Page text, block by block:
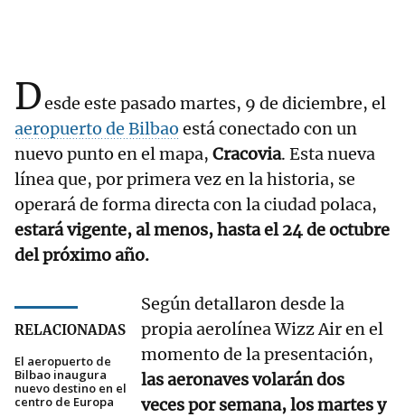
Desde este pasado martes, 9 de diciembre, el
aeropuerto de Bilbao está conectado con un
nuevo punto en el mapa, Cracovia. Esta nueva
línea que, por primera vez en la historia, se
operará de forma directa con la ciudad polaca,
estará vigente, al menos, hasta el 24 de octubre
del próximo año.
RELACIONADAS
El aeropuerto de
Bilbao inaugura
nuevo destino en el
centro de Europa
Según detallaron desde la
propia aerolínea Wizz Air en el
momento de la presentación,
las aeronaves volarán dos
veces por semana, los martes y